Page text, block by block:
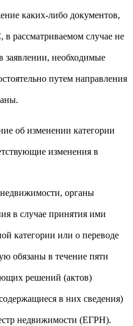
каких-либо документов,
рассматриваемом случае не
заявлении, необходимые
путем направления
об изменении категории
изменения в
недвижимости, органы
в случае принятия ими
категории или о переводе
обязаны в течение пяти
решений (актов)
в них сведения)
недвижимости (ЕГРН).